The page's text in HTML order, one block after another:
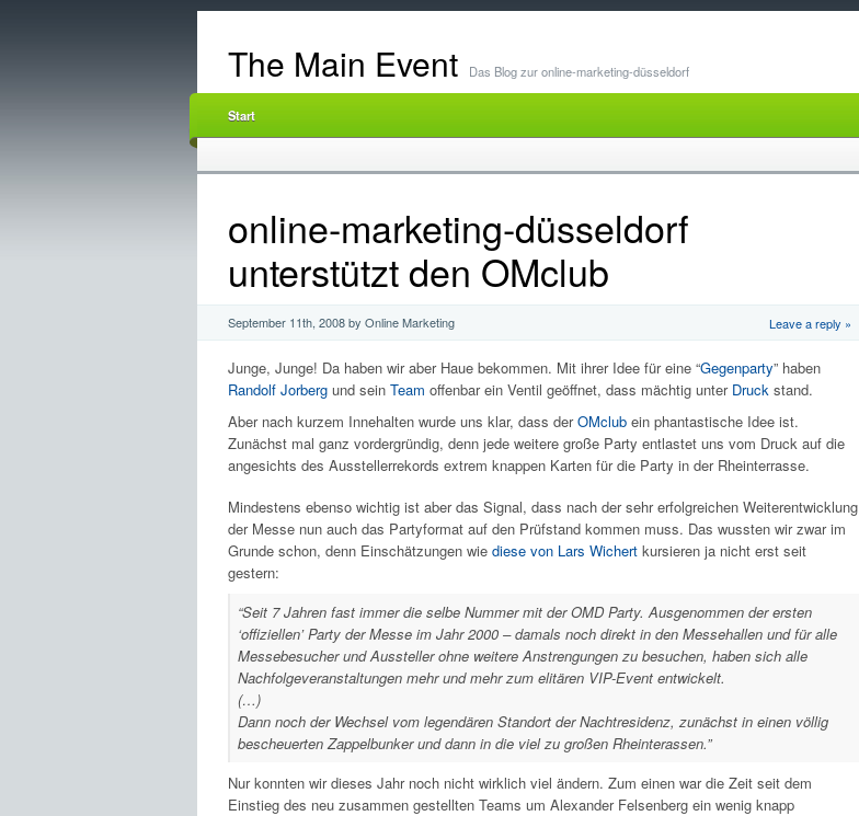
The Main Event Das Blog zur online-marketing-düsseldorf
Start
online-marketing-düsseldorf
unterstützt den OMclub
September 11th, 2008 by Online Marketing Leave a reply »
Junge, Junge! Da haben wir aber Haue bekommen. Mit ihrer Idee für eine “Gegenparty” haben
Randolf Jorbergund sein Team offenbar ein Ventil geöffnet, dass mächtig unter Druckstand.
Aber nach kurzem Innehalten wurde uns klar, dass derOMclubein phantastische Idee ist.
Zunächst mal ganz vordergründig, denn jede weitere große Party entlastet uns vom Druck auf die
angesichts des Ausstellerrekords extrem knappen Karten für die Party in der Rheinterrasse.
Mindestens ebenso wichtig ist aber das Signal, dass nach der sehr erfolgreichen Weiterentwicklung
der Messe nun auch das Partyformat auf den Prüfstand kommen muss. Das wussten wir zwar im
Grunde schon, denn Einschätzungen wie diese von Lars Wichertkursieren ja nicht erst seit
gestern:
“Seit 7 Jahren fast immer die selbe Nummer mit der OMD Party. Ausgenommen der ersten
‘offiziellen’ Party der Messe im Jahr 2000 – damals noch direkt in den Messehallen und für alle
Messebesucher und Aussteller ohne weitere Anstrengungen zu besuchen, haben sich alle
Nachfolgeveranstaltungen mehr und mehr zum elitären VIP-Event entwickelt.
(…)
Dann noch der Wechsel vom legendären Standort der Nachtresidenz, zunächst in einen völlig
bescheuerten Zappelbunker und dann in die viel zu großen Rheinterassen.”
Nur konnten wir dieses Jahr noch nicht wirklich viel ändern. Zum einen war die Zeit seit dem
Einstieg des neu zusammen gestellten Teams um Alexander Felsenberg ein wenig knapp